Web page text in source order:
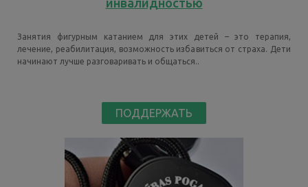
Занятия фигурным катанием для этих детей – это терапия,
лечение, реабилитация, возможность избавиться от страха. Дети
начинают лучше разговаривать и общаться..
ПОДДЕРЖАТЬ